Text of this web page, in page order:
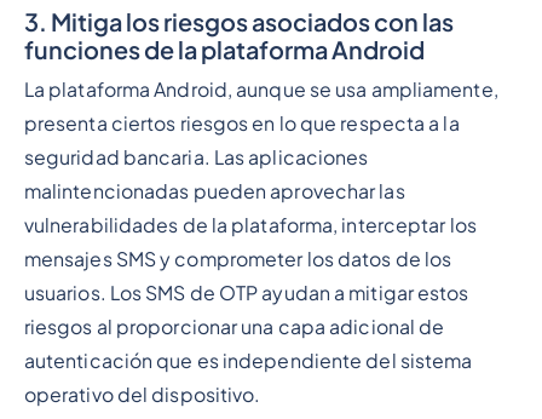
3. Mitiga los riesgos asociados con las
funciones de la plataforma Android
La plataforma Android, aunque se usa ampliamente,
presenta ciertos riesgos en lo que respecta a la
seguridad bancaria. Las aplicaciones
malintencionadas pueden aprovechar las
vulnerabilidades de la plataforma, interceptar los
mensajes SMS y comprometer los datos de los
usuarios. Los SMS de OTP ayudan a mitigar estos
riesgos al proporcionar una capa adicional de
autenticación que es independiente del sistema
operativo del dispositivo.